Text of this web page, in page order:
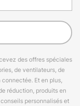
des offres spéciales
de ventilateurs, de
Et en plus,
réduction, produits en
personnalisés et